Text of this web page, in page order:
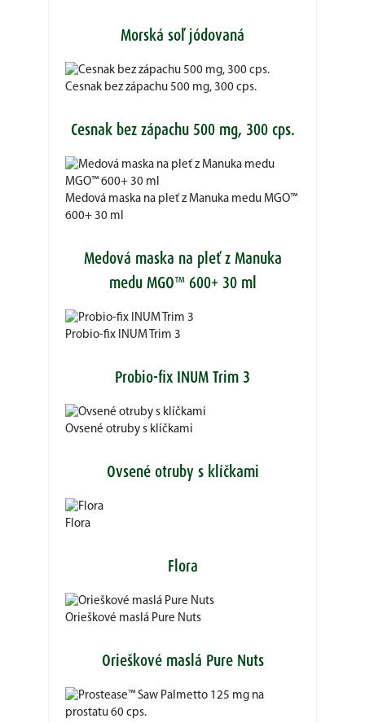
Morská soľ jódovaná
Cesnak bez zápachu 500 mg, 300 cps.
Cesnak bez zápachu 500 mg, 300 cps.
Medová maska na pleť z Manuka medu MGO™
600+ 30 ml
Medová maska na pleť z Manuka
medu MGO™ 600+ 30 ml
Probio-fix INUM Trim 3
Probio-fix INUM Trim 3
Ovsené otruby s klíčkami
Ovsené otruby s klíčkami
Flora
Flora
Orieškové maslá Pure Nuts
Orieškové maslá Pure Nuts